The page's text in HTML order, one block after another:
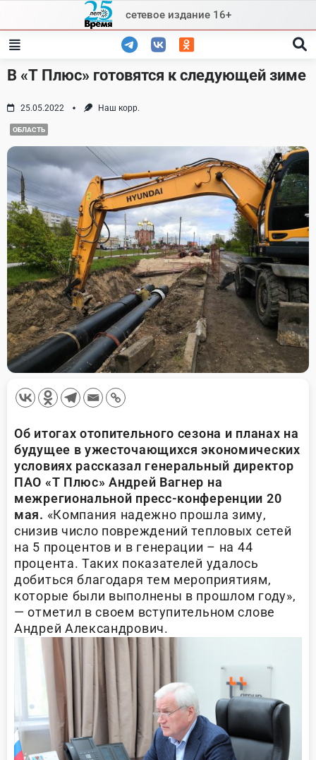
content
сетевое издание 16+
В «Т Плюс» готовятся к следующей зиме
25.05.2022 Наш корр.
ОБЛАСТЬ
Об итогах отопительного сезона и планах на
будущее в ужесточающихся экономических
условиях рассказал генеральный директор
ПАО «Т Плюс» Андрей Вагнер на
межрегиональной пресс-конференции 20
мая. «Компания надежно прошла зиму,
снизив число повреждений тепловых сетей
на 5 процентов и в генерации – на 44
процента. Таких показателей удалось
добиться благодаря тем мероприятиям,
которые были выполнены в прошлом году»,
— отметил в своем вступительном слове
Андрей Александрович.